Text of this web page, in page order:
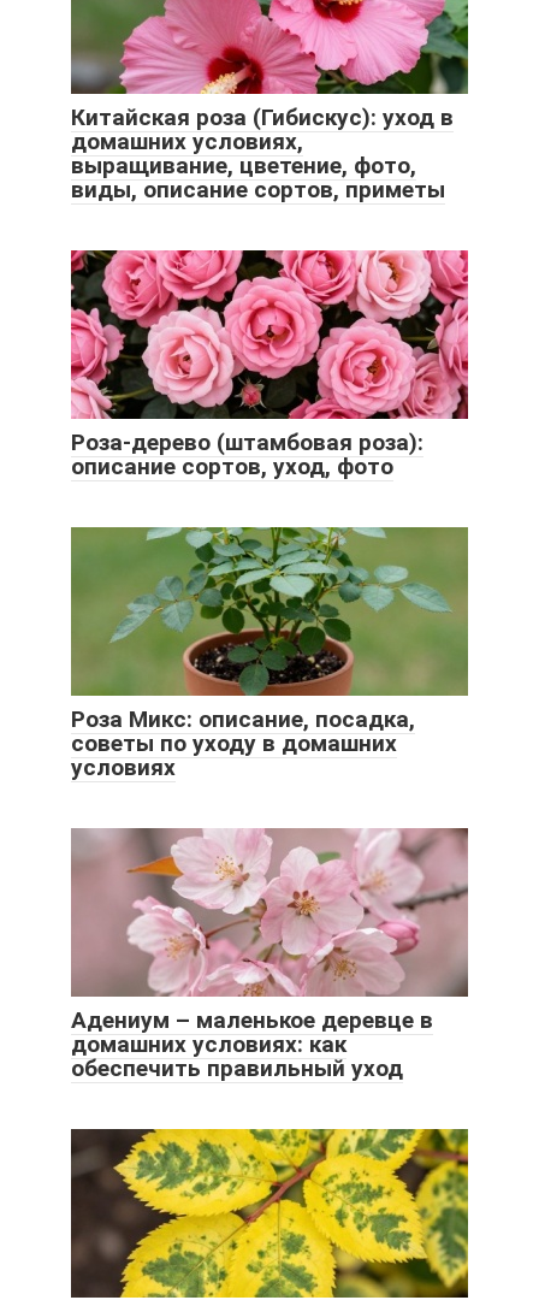
Китайская роза (Гибискус): уход в
домашних условиях,
выращивание, цветение, фото,
виды, описание сортов, приметы
Роза-дерево (штамбовая роза):
описание сортов, уход, фото
Роза Микс: описание, посадка,
советы по уходу в домашних
условиях
Адениум – маленькое деревце в
домашних условиях: как
обеспечить правильный уход